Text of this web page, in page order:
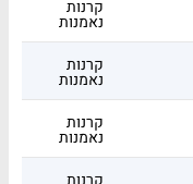
קרנות
נאמנות
קרנות
נאמנות
קרנות
נאמנות